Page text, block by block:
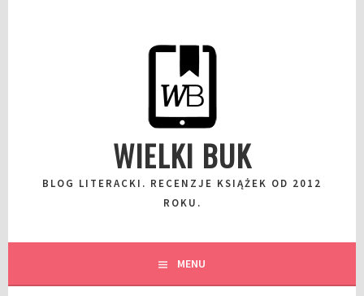
WIELKI BUK
BLOG LITERACKI. RECENZJE KSIĄŻEK OD 2012
ROKU.
MENU